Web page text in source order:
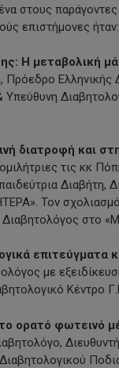
στους
επιστήμονες ήταν:
Η μεταβολική
Πρόεδρο Ελληνικής
Υπεύθυνη
διατροφή και
τις κκ
Διαβήτη,
Τον
στο
με
Κέντρο
ορατό φωτεινό